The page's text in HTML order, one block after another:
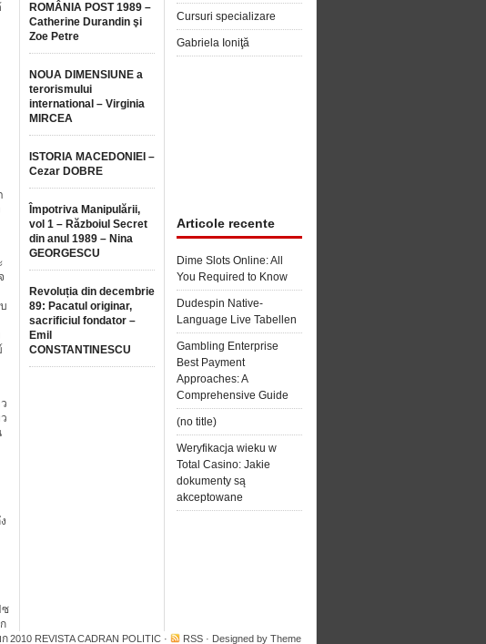
ซ
ก
ROMÂNIA POST 1989 –
Catherine Durandin şi
Zoe Petre
NOUA DIMENSIUNE a
terorismului
international – Virginia
MIRCEA
ISTORIA MACEDONIEI –
Cezar DOBRE
Împotriva Manipulării,
vol 1 – Războiul Secret
din anul 1989 – Nina
GEORGESCU
Revoluția din decembrie
89: Pacatul originar,
sacrificiul fondator –
Emil
CONSTANTINESCU
Cursuri specializare
Gabriela Ioniţă
Articole recente
Dime Slots Online: All
You Required to Know
Dudespin Native-
Language Live Tabellen
Gambling Enterprise
Best Payment
Approaches: A
Comprehensive Guide
(no title)
Weryfikacja wieku w
Total Casino: Jakie
dokumenty są
akceptowane
2010 REVISTA CADRAN POLITIC · RSS · Designed by Theme